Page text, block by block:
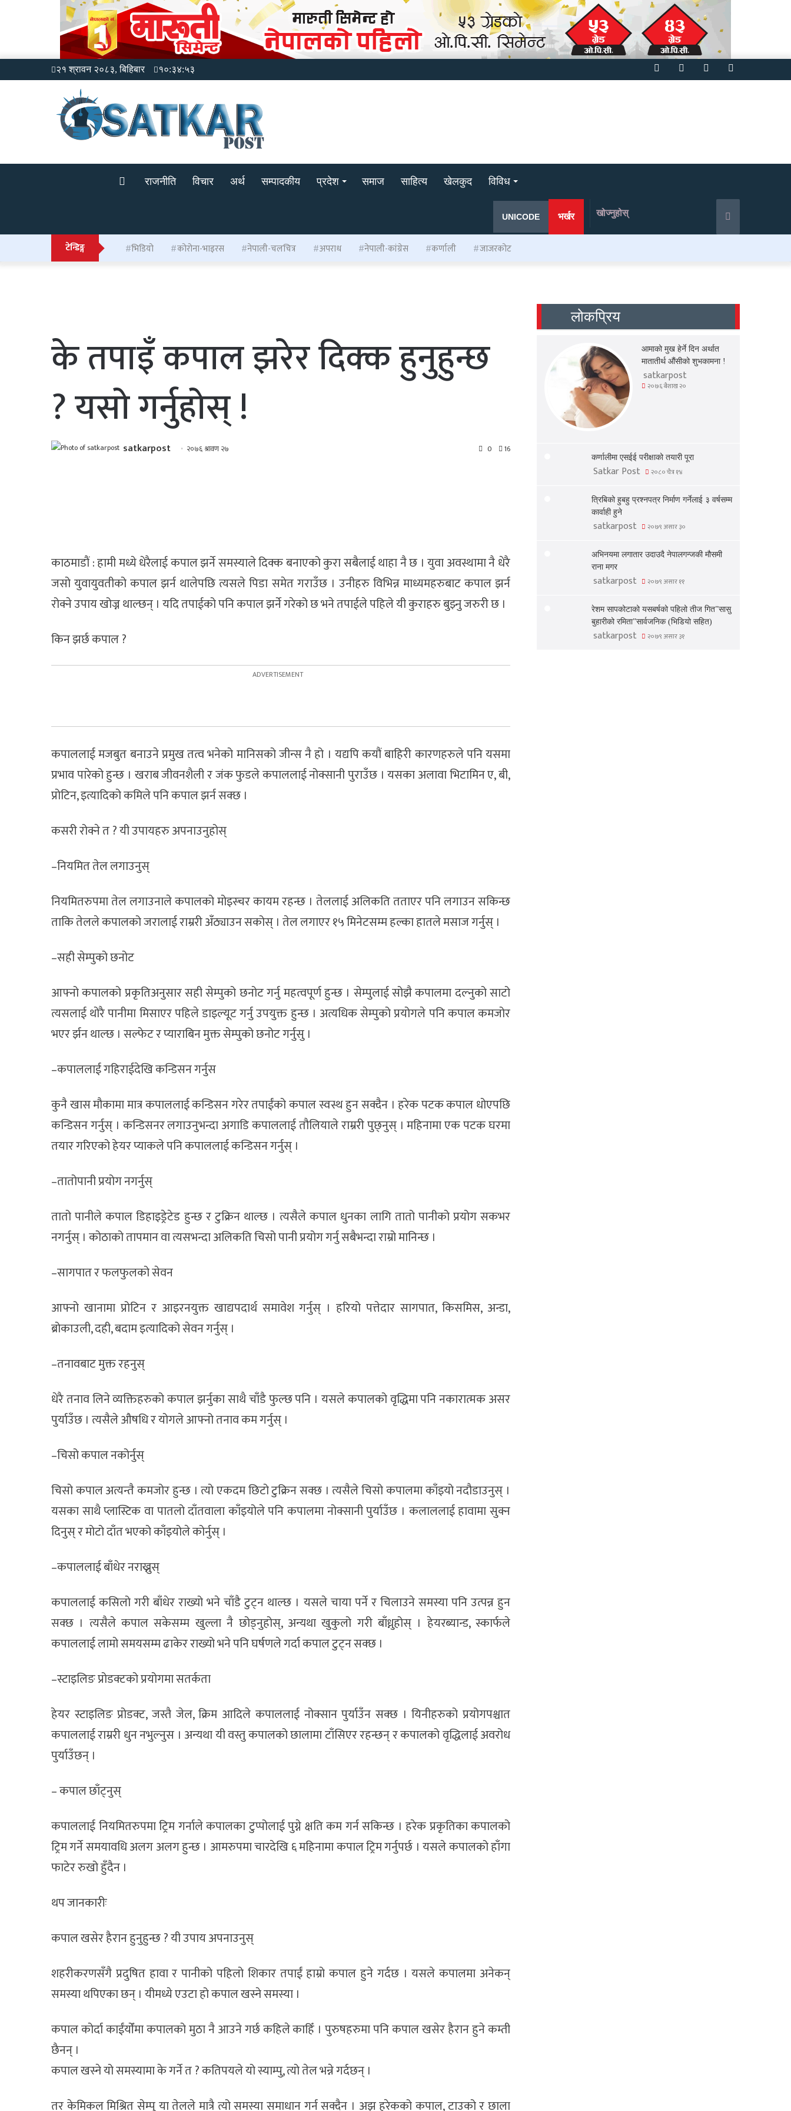
२१ श्रावन २०८३, बिहिबार १०:३४:५४ YouTube
Twitter
Facebook
राजनीति विचार अर्थ सम्पादकीय प्रदेश समाज साहित्य खेलकुद विविध
भर्खर
UNICODE
टेन्डिङ्ग भिडियो कोरोना-भाइरस नेपाली-चलचित्र अपराध नेपाली-कांग्रेस कर्णाली जाजरकोट
के तपाइँ कपाल झरेर दिक्क हुनुहुन्छ
? यसो गर्नुहोस् !
satkarpost २०७६ श्रावण २७ 0 16
काठमाडाैं : हामी मध्ये धेरैलाई कपाल झर्ने समस्याले दिक्क बनाएको कुरा सबैलाई थाहा नै छ । युवा अवस्थामा नै धेरै
जसो युवायुवतीको कपाल झर्न थालेपछि त्यसले पिडा समेत गराउँछ । उनीहरु विभिन्न माध्यमहरुबाट कपाल झर्न
रोक्ने उपाय खोज्न थाल्छन् । यदि तपाईको पनि कपाल झर्ने गरेको छ भने तपाईले पहिले यी कुराहरु बुझ्नु जरुरी छ ।
किन झर्छ कपाल ?
कपाललाई मजबुत बनाउने प्रमुख तत्व भनेको मानिसको जीन्स नै हो । यद्यपि कयौं बाहिरी कारणहरुले पनि यसमा
प्रभाव पारेको हुन्छ । खराब जीवनशैली र जंक फुडले कपाललाई नोक्सानी पुराउँछ । यसका अलावा भिटामिन ए, बी,
प्रोटिन, इत्यादिको कमिले पनि कपाल झर्न सक्छ ।
कसरी रोक्ने त ? यी उपायहरु अपनाउनुहोस्
–नियमित तेल लगाउनुस्
नियमितरुपमा तेल लगाउनाले कपालको मोइस्चर कायम रहन्छ । तेललाई अलिकति तताएर पनि लगाउन सकिन्छ
ताकि तेलले कपालको जरालाई राम्ररी अँठ्याउन सकोस् । तेल लगाएर १५ मिनेटसम्म हल्का हातले मसाज गर्नुस् ।
–सही सेम्पुको छनोट
आफ्नो कपालको प्रकृतिअनुसार सही सेम्पुको छनोट गर्नु महत्वपूर्ण हुन्छ । सेम्पुलाई सोझै कपालमा दल्नुको साटो
त्यसलाई थोरै पानीमा मिसाएर पहिले डाइल्यूट गर्नु उपयुक्त हुन्छ । अत्यधिक सेम्पुको प्रयोगले पनि कपाल कमजोर
भएर र्झन थाल्छ । सल्फेट र प्याराबिन मुक्त सेम्पुको छनोट गर्नुसु ।
–कपाललाई गहिराईदेखि कन्डिसन गर्नुस
कुनै खास मौकामा मात्र कपाललाई कन्डिसन गरेर तपाईंको कपाल स्वस्थ हुन सक्दैन । हरेक पटक कपाल धोएपछि
कन्डिसन गर्नुस् । कन्डिसनर लगाउनुभन्दा अगाडि कपाललाई तौलियाले राम्ररी पुछ्नुस् । महिनामा एक पटक घरमा
तयार गरिएको हेयर प्याकले पनि कपाललाई कन्डिसन गर्नुस् ।
–तातोपानी प्रयोग नगर्नुस्
तातो पानीले कपाल डिहाइड्रेटेड हुन्छ र टुक्रिन थाल्छ । त्यसैले कपाल धुनका लागि तातो पानीको प्रयोग सकभर
नगर्नुस् । कोठाको तापमान वा त्यसभन्दा अलिकति चिसो पानी प्रयोग गर्नु सबैभन्दा राम्रो मानिन्छ ।
–सागपात र फलफुलको सेवन
आफ्नो खानामा प्रोटिन र आइरनयुक्त खाद्यपदार्थ समावेश गर्नुस् । हरियो पत्तेदार सागपात, किसमिस, अन्डा,
ब्रोकाउली, दही, बदाम इत्यादिको सेवन गर्नुस् ।
–तनावबाट मुक्त रहनुस्
धेरै तनाव लिने व्यक्तिहरुको कपाल झर्नुका साथै चाँडै फुल्छ पनि । यसले कपालको वृद्धिमा पनि नकारात्मक असर
पुर्याउँछ । त्यसैले औषधि र योगले आफ्नो तनाव कम गर्नुस् ।
–चिसो कपाल नकोर्नुस्
चिसो कपाल अत्यन्तै कमजोर हुन्छ । त्यो एकदम छिटो टुक्रिन सक्छ । त्यसैले चिसो कपालमा काँइयो नदौडाउनुस् ।
यसका साथै प्लास्टिक वा पातलो दाँतवाला काँइयोले पनि कपालमा नोक्सानी पुर्याउँछ । कलाललाई हावामा सुक्न
दिनुस् र मोटो दाँत भएको काँइयोले कोर्नुस् ।
–कपाललाई बाँधेर नराख्नुस्
कपाललाई कसिलो गरी बाँधेर राख्यो भने चाँडै टुट्न थाल्छ । यसले चाया पर्ने र चिलाउने समस्या पनि उत्पन्न हुन
सक्छ । त्यसैले कपाल सकेसम्म खुल्ला नै छोड्नुहोस्, अन्यथा खुकुलो गरी बाँध्नुहोस् । हेयरब्यान्ड, स्कार्फले
कपाललाई लामो समयसम्म ढाकेर राख्यो भने पनि घर्षणले गर्दा कपाल टुट्न सक्छ ।
–स्टाइलिङ प्रोडक्टको प्रयोगमा सतर्कता
हेयर स्टाइलिङ प्रोडक्ट, जस्तै जेल, क्रिम आदिले कपाललाई नोक्सान पुर्याउँन सक्छ । यिनीहरुको प्रयोगपश्चात
कपाललाई राम्ररी धुन नभुल्नुस । अन्यथा यी वस्तु कपालको छालामा टाँसिएर रहन्छन् र कपालको वृद्धिलाई अवरोध
पुर्याउँछन् ।
– कपाल छाँट्नुस्
कपाललाई नियमितरुपमा ट्रिम गर्नाले कपालका टुप्पोलाई पुग्ने क्षति कम गर्न सकिन्छ । हरेक प्रकृतिका कपालको
ट्रिम गर्ने समयावधि अलग अलग हुन्छ । आमरुपमा चारदेखि ६ महिनामा कपाल ट्रिम गर्नुपर्छ । यसले कपालको हाँगा
फाटेर रुखो हुँदैन ।
थप जानकारीः
कपाल खसेर हैरान हुनुहुन्छ ? यी उपाय अपनाउनुस्
शहरीकरणसँगै प्रदुषित हावा र पानीको पहिलो शिकार तपाईं हाम्रो कपाल हुने गर्दछ । यसले कपालमा अनेकन्
समस्या थपिएका छन् । यीमध्ये एउटा हो कपाल खस्ने समस्या ।
कपाल कोर्दा काईंयोँमा कपालको मुठा नै आउने गर्छ कहिले काहिँ । पुरुषहरुमा पनि कपाल खसेर हैरान हुने कम्ती
छैनन् ।
कपाल खस्ने यो समस्यामा के गर्ने त ? कतिपयले यो स्याम्पु, त्यो तेल भन्ने गर्दछन् ।
तर केमिकल मिश्रित सेम्पु या तेलले मात्रै त्यो समस्या समाधान गर्न सक्दैन । अझ हरेकको कपाल, टाउको र छाला
लोकप्रिय
आमाको मुख हेर्ने दिन अर्थात
मातातीर्थ औंसीको शुभकामना !
satkarpost
२०७६ बैशाख २०
कर्णालीमा एसईई परीक्षाको तयारी पूरा
Satkar Post २०८० चैत्र १४
त्रिबिको हुबहु प्रश्नपत्र निर्माण गर्नेलाई ३ वर्षसम्म
कार्वाही हुने
satkarpost २०७९ असार ३०
अभिनयमा लगातार उदाउदै नेपालगन्जकी मौसमी
राना मगर
satkarpost २०७९ असार ११
रेशम सापकोटाको यसबर्षको पहिलो तीज गित”सासु
बुहारीको रमिता”सार्वजनिक (भिडियो सहित)
satkarpost २०७९ असार ३१